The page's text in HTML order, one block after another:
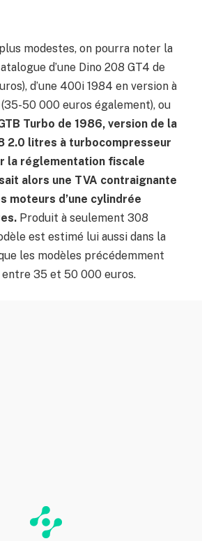
modestes, on pourra noter la
d’une Dino 208 GT4 de
d’une 400i 1984 en version à
50 000 euros également), ou
Turbo de 1986, version de la
2.0 litres à turbocompresseur
la réglementation fiscale
alors une TVA contraignante
moteurs d’une cylindrée
Produit à seulement 308
est estimé lui aussi dans la
les modèles précédemment
entre 35 et 50 000 euros.